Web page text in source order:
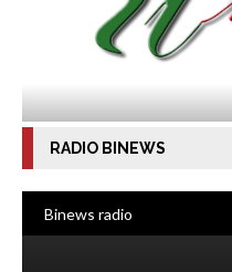
RADIO BINEWS